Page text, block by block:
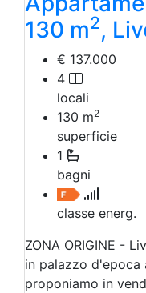
130 m2,
€ 137.000
4
locali
130 m2
superficie
1
bagni
classe energ.
ZONA ORIGINE -
in palazzo d'epoca
proponiamo in